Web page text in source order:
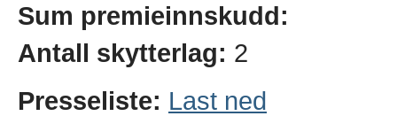
Sum premieinnskudd:
Antall skytterlag: 2
Presseliste: Last ned